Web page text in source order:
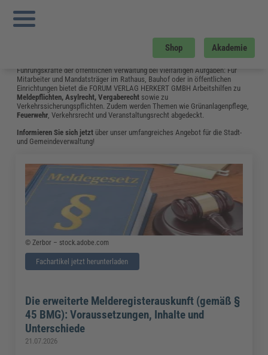
Shop Akademie
Sie sind hier:
Kriterien Zur Prüfung der Binnenmarktrelevanz im Unterschwellenbereich
Seite 1
Führungskräfte der öffentlichen Verwaltung bei vielfältigen Aufgaben: Für
Mitarbeiter und Mandatsträger im Rathaus, Bauhof oder in öffentlichen
Einrichtungen bietet die FORUM VERLAG HERKERT GMBH Arbeitshilfen zu
Meldepflichten, Asylrecht, Vergaberecht sowie zu
Verkehrssicherungspflichten. Zudem werden Themen wie Grünanlagenpflege,
Feuerwehr, Verkehrsrecht und Veranstaltungsrecht abgedeckt.
Informieren Sie sich jetzt über unser umfangreiches Angebot für die Stadt-
und Gemeindeverwaltung!
© Zerbor – stock.adobe.com
Fachartikel jetzt herunterladen
Die erweiterte Melderegisterauskunft (gemäß §
45 BMG): Voraussetzungen, Inhalte und
Unterschiede
21.07.2026